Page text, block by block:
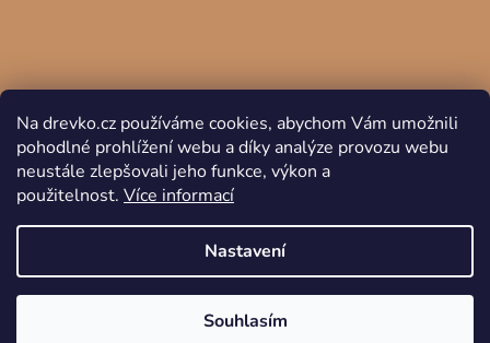
Na drevko.cz používáme cookies, abychom Vám umožnili
pohodlné prohlížení webu a díky analýze provozu webu
neustále zlepšovali jeho funkce, výkon a
použitelnost. Více informací
Nastavení
Souhlasím
Vytvořil Shoptet